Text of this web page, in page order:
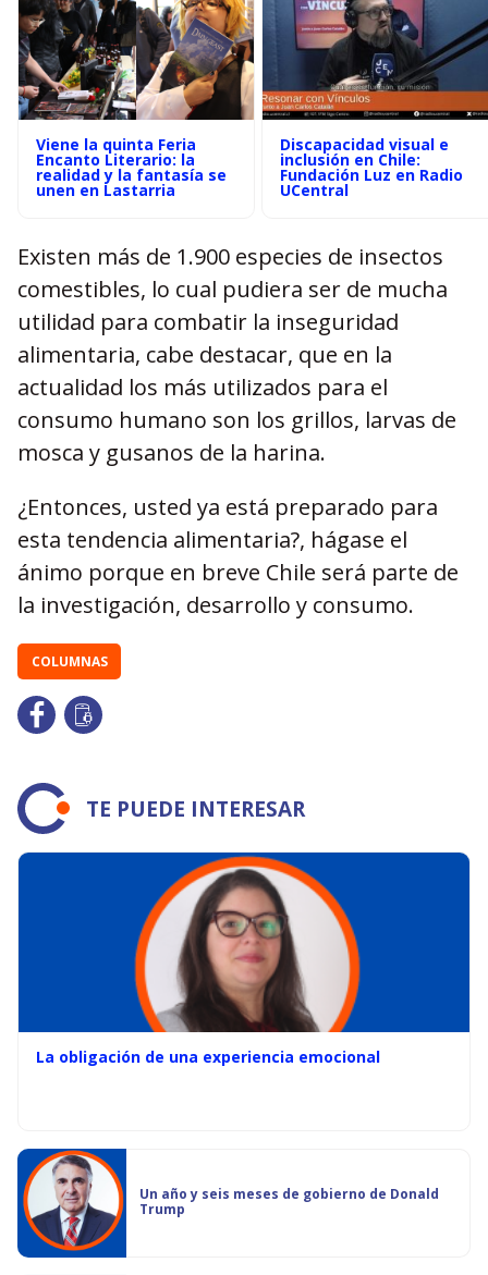
Viene la quinta Feria
Encanto Literario: la
realidad y la fantasía se
unen en Lastarria
Discapacidad visual e
inclusión en Chile:
Fundación Luz en Radio
UCentral
Existen más de 1.900 especies de insectos
comestibles, lo cual pudiera ser de mucha
utilidad para combatir la inseguridad
alimentaria, cabe destacar, que en la
actualidad los más utilizados para el
consumo humano son los grillos, larvas de
mosca y gusanos de la harina.
¿Entonces, usted ya está preparado para
esta tendencia alimentaria?, hágase el
ánimo porque en breve Chile será parte de
la investigación, desarrollo y consumo.
COLUMNAS
TE PUEDE INTERESAR
La obligación de una experiencia emocional
Un año y seis meses de gobierno de Donald
Trump